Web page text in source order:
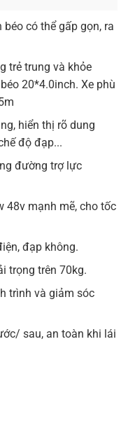
có thể gấp gọn, ra
trẻ trung và khỏe
20*4.0inch. Xe phù
hiển thị rõ dung
độ đạp...
đường trợ lực
48v mạnh mẽ, cho tốc
đạp không.
trọng trên 70kg.
trình và giảm sóc
sau, an toàn khi lái